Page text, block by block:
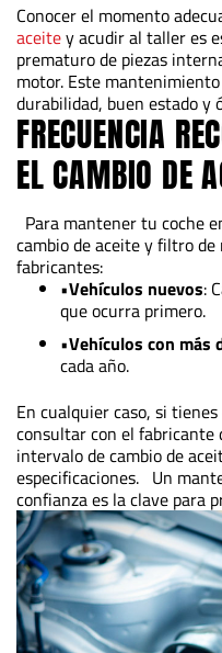
Conocer el momento
aceitey acudir al taller es
prematuro de piezas
motor. Este
durabilidad, buen estado
FRECUENCIA
EL CAMBIO DE
Para mantener tu coche
cambio de aceite y filtro de
fabricantes:
•Vehículos nuevos:
que ocurra primero.
•Vehículos con más
cada año.
En cualquier caso, si
consultar con el
intervalo de cambio de
especificaciones. Un
confianza es la clave para